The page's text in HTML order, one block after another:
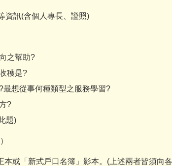
資訊(含個人專長、證照)
之幫助?
穫是?
想從事何種類型之服務學習?
?
題)
或「新式戶口名簿」影本。(上述兩者皆須向